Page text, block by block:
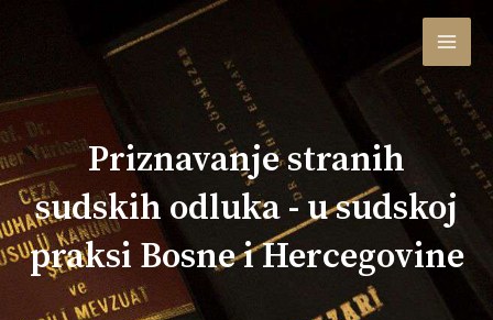
Priznavanje stranih
sudskih odluka - u sudskoj
praksi Bosne i Hercegovine